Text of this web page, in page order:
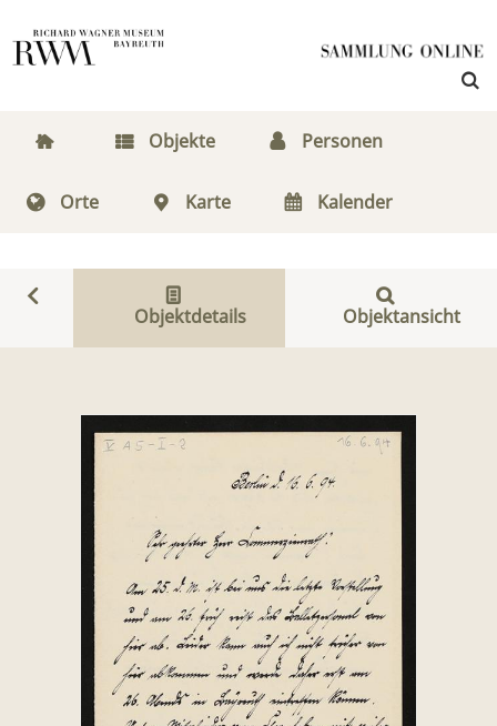
Objekte Personen
Orte Karte Kalender
Objektdetails Objektansicht